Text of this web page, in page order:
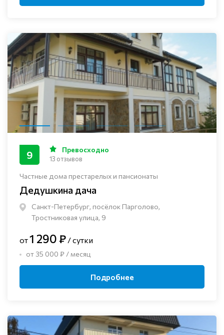
Частные дома престарелых и пансионаты
Дедушкина дача
Санкт-Петербург, посёлок Парголово,
Тростниковая улица, 9
9 Превосходно
13 отзывов
от1 290 ₽ / сутки
от 35 000 ₽ / месяц
Подробнее